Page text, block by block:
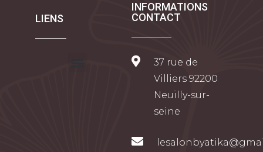
LIENS
INFORMATIONS
CONTACT
37 rue de
Villiers 92200
Neuilly-sur-
seine